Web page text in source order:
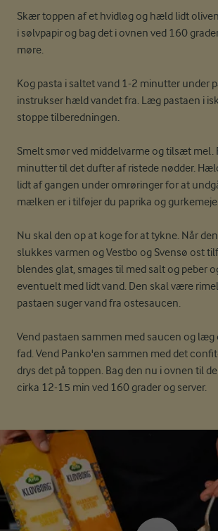
Skær toppen af et hvidløg og hæld lidt
i sølvpapir og bag det i ovnen ved 160
møre.
Kog pasta i saltet vand 1-2 minutter under
instrukser hæld vandet fra. Læg pastaen i
stoppe tilberedningen.
Smelt smør ved middelvarme og tilsæt mel.
minutter til det dufter af ristede nødder.
lidt af gangen under omrøringer for at
mælken er i tilføjer du paprika og
Nu skal den op at koge for at tykne. Når
slukkes varmen og Vestbo og Svensø ost
blendes glat, smages til med salt og peber
eventuelt med lidt vand. Den skal være
pastaen suger vand fra ostesaucen.
Vend pastaen sammen med saucen og læg
fad. Vend Panko'en sammen med det
drys det på toppen. Bag den nu i ovnen til
cirka 12-15 min ved 160 grader og server.